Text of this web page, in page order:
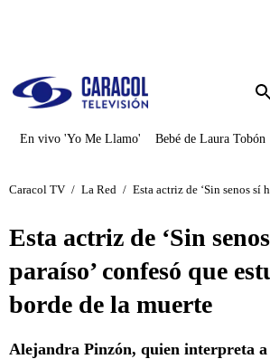
En vivo 'Yo Me Llamo' Bebé de Laura Tobón
Caracol TV / La Red / Esta actriz de ‘Sin senos sí
Esta actriz de ‘Sin
paraíso’ confesó que
borde de la muerte
Alejandra Pinzón, quien interpreta a